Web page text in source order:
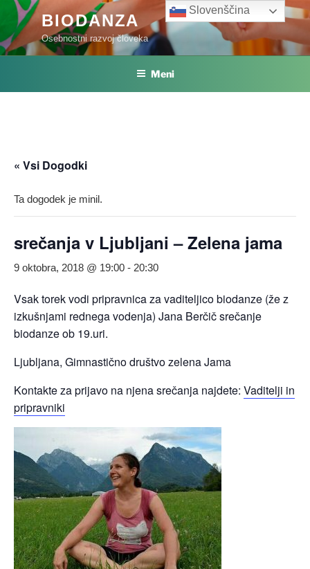
Skoči
vsebino
BIODANZA
Osebnostni razvoj človeka
Meni
« Vsi Dogodki
Ta dogodek je minil.
srečanja v Ljubljani – Zelena jama
9 oktobra, 2018 @ 19:00 - 20:30
Vsak torek vodi pripravnica za vaditeljico biodanze (že z
izkušnjami rednega vodenja) Jana Berčič srečanje
biodanze ob 19.uri.
Ljubljana, Gimnastično društvo zelena Jama
Kontakte za prijavo na njena srečanja najdete: Vaditelji in
pripravniki
Slovenščina